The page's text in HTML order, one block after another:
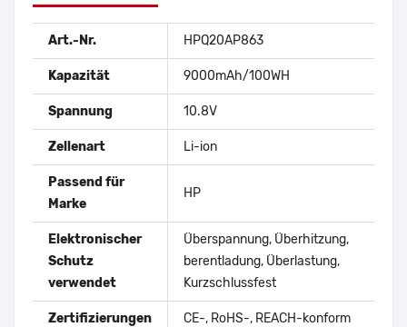
Art.-Nr. HPQ20AP863
Kapazität 9000mAh/100WH
Spannung 10.8V
Zellenart Li-ion
Passend für
Marke
HP
Elektronischer
Schutz
verwendet
Überspannung, Überhitzung,
berentladung, Überlastung,
Kurzschlussfest
Zertifizierungen
CE-, RoHS-, REACH-konform